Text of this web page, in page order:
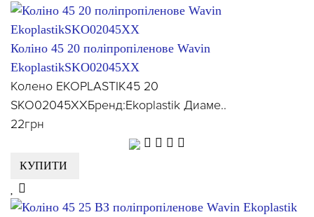
Коліно 45 20 поліпропіленове Wavin
EkoplastikSKO02045XX
Колено EKOPLASTIK45 20
SKO02045XXБренд:Ekoplastik Диаме..
22грн
КУПИТИ